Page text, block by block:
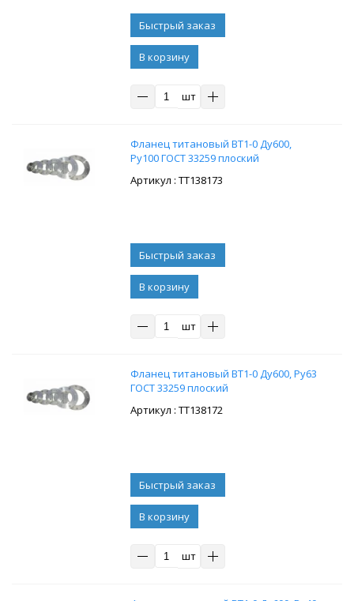
В корзину
шт
Фланец титановый ВТ1-0 Ду600,
Ру100 ГОСТ 33259 плоский
: ТТ138173
В корзину
шт
Фланец титановый ВТ1-0 Ду600, Ру63
ГОСТ 33259 плоский
: ТТ138172
В корзину
шт